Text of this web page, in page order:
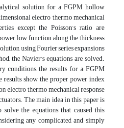
solution for a FGPM hollow
electro thermo mechanical
except the Poisson’s ratio are
low function along the thickness
using Fourier series expansions
the Navier’s equations are solved.
conditions, the results for a FGPM
results show the proper power index
electro thermo mechanical response
The main idea in this paper is
the equations that caused this
any complicated and simply